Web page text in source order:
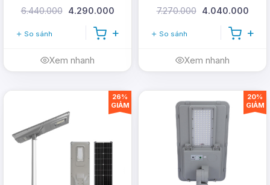
6.440.000 4.290.000
So sánh
Xem nhanh
7.270.000 4.040.000
So sánh
Xem nhanh
26%
GIẢM
20%
GIẢM